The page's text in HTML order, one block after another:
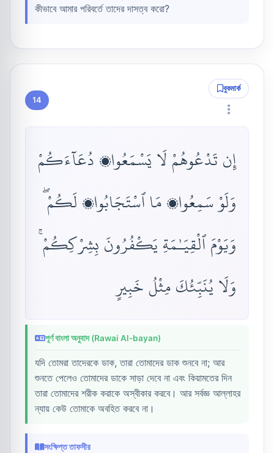
কীভাবে আমার পরিবর্তে তাদের দাসত্ব করো?
14
বুকমার্ক
إِن تَدْعُوهُمْ لَا يَسْمَعُوا۟ دُعَآءَكُمْ
وَلَوْ سَمِعُوا۟ مَا ٱسْتَجَابُوا۟ لَكُمْ ۖ
وَيَوْمَ ٱلْقِيَـٰمَةِ يَكْفُرُونَ بِشِرْكِكُمْ ۚ
وَلَا يُنَبِّئُكَ مِثْلُ خَبِيرٍ
পূর্ণ বাংলা অনুবাদ (Rawai Al-bayan)
যদি তোমরা তাদেরকে ডাক, তারা তোমাদের ডাক শুনবে না; আর
শুনতে পেলেও তোমাদের ডাকে সাড়া দেবে না এবং কিয়ামতের দিন
তারা তোমাদের শরীক করাকে অস্বীকার করবে। আর সর্বজ্ঞ আল্লাহর
ন্যায় কেউ তোমাকে অবহিত করবে না।
সংক্ষিপ্ত তাফসীর